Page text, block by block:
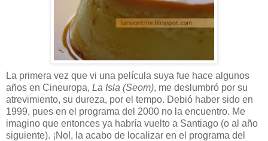
La primera vez que vi una película suya fue hace algunos
años en Cineuropa, La Isla (Seom), me deslumbró por su
atrevimiento, su dureza, por el tempo. Debió haber sido en
1999, pues en el programa del 2000 no la encuentro. Me
imagino que entonces ya habría vuelto a Santiago (o al año
siguiente). ¡No!, la acabo de localizar en el programa del